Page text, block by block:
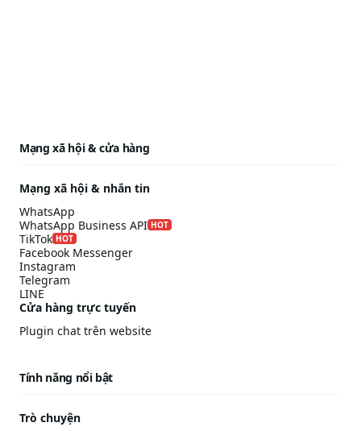
Mạng xã hội & cửa hàng
Mạng xã hội & nhắn tin
WhatsApp
WhatsApp Business API HOT
TikTok HOT
Facebook Messenger
Instagram
Telegram
LINE
Cửa hàng trực tuyến
Plugin chat trên website
Tính năng nổi bật
Trò chuyện